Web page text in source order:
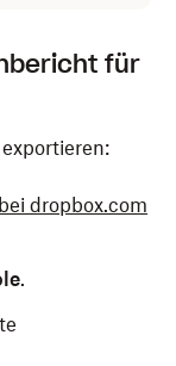
für
dropbox.com
.